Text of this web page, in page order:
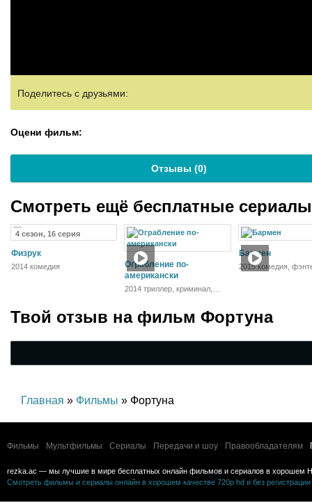
Поделитесь с друзьями:
Оцени фильм:
Отзывы (0)
Смотреть ещё бесплатные
4 сезон, 16 серия
Физрук
2014 комедия
Ограбление по-
американски
2014 триллер, криминал,
Бармен
2015 комедия,
Твой отзыв на фильм Фортуна
Главная » Фильмы » Фортуна
Фильмы Мультфильмы Сериалы Передачи и шоу Правообладателям
rezka.ac — мы лучшие в мире бесплатных онлайн фильмов и сериалов в хорошем
Смотреть фильмы и сериалы онлайн в хорошем качестве 720p hd и без